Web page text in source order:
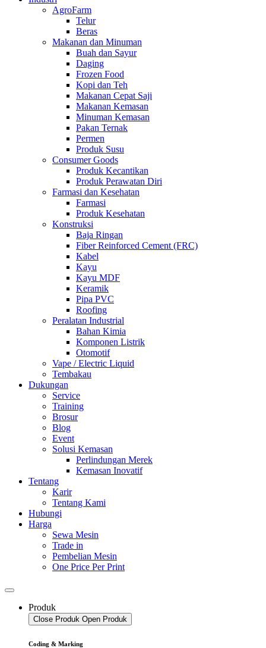
AgroFarm
Telur
Beras
Makanan dan Minuman
Buah dan Sayur
Daging
Frozen Food
Kopi dan Teh
Makanan Cepat Saji
Makanan Kemasan
Minuman Kemasan
Pakan Ternak
Permen
Produk Susu
Consumer Goods
Produk Kecantikan
Produk Perawatan Diri
Farmasi dan Kesehatan
Farmasi
Produk Kesehatan
Konstruksi
Baja Ringan
Fiber Reinforced Cement (FRC)
Kabel
Kayu
Kayu MDF
Keramik
Pipa PVC
Roofing
Peralatan Industrial
Bahan Kimia
Komponen Listrik
Otomotif
Vape / Electric Liquid
Tembakau
Dukungan
Service
Training
Brosur
Blog
Event
Solusi Kemasan
Perlindungan Merek
Kemasan Inovatif
Tentang
Karir
Tentang Kami
Hubungi
Harga
Sewa Mesin
Trade in
Pembelian Mesin
One Price Per Print
Produk
Close Produk Open Produk
Coding & Marking